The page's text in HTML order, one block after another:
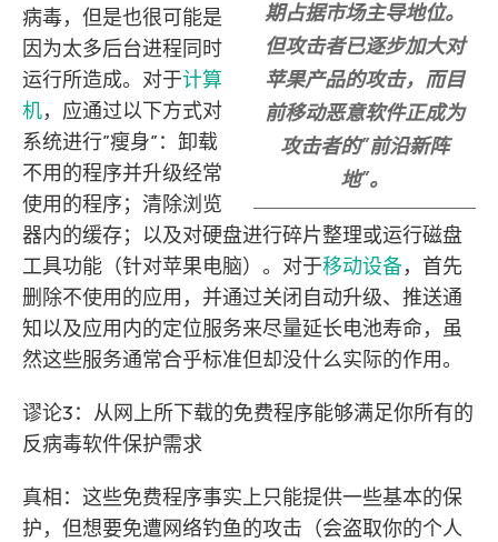
期占据市场主导地位。
但攻击者已逐步加大对
苹果产品的攻击，而目
前移动恶意软件正成为
攻击者的”前沿新阵
地”。
病毒，但是也很可能是
因为太多后台进程同时
运行所造成。对于计算
机，应通过以下方式对
系统进行”瘦身”：卸载
不用的程序并升级经常
使用的程序；清除浏览
器内的缓存；以及对硬盘进行碎片整理或运行磁盘
工具功能（针对苹果电脑）。对于移动设备，首先
删除不使用的应用，并通过关闭自动升级、推送通
知以及应用内的定位服务来尽量延长电池寿命，虽
然这些服务通常合乎标准但却没什么实际的作用。
谬论3：从网上所下载的免费程序能够满足你所有的
反病毒软件保护需求
真相：这些免费程序事实上只能提供一些基本的保
护，但想要免遭网络钓鱼的攻击（会盗取你的个人